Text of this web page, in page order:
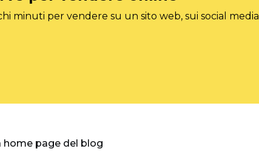
minuti per vendere su un sito web, sui social media
home page del blog